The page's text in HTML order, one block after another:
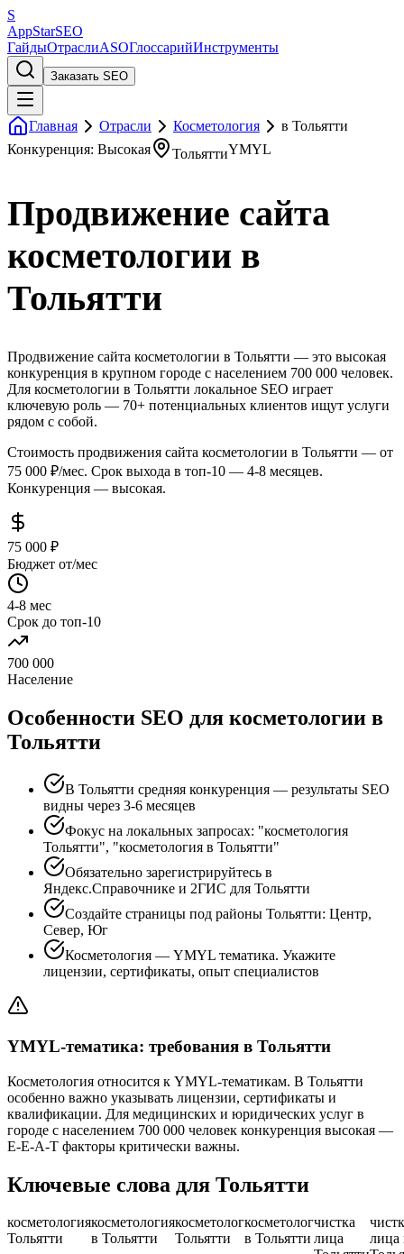
S
AppStarSEO
ГайдыОтраслиASOГлоссарийИнструменты
Заказать SEO
Главная Отрасли Косметология
в Тольятти
Конкуренция: Высокая
ТольяттиYMYL
Продвижение сайта
косметологии в
Тольятти
Продвижение сайта косметологии в Тольятти — это высокая
конкуренция в крупном городе с населением 700 000 человек.
Для косметологии в Тольятти локальное SEO играет
ключевую роль — 70+ потенциальных клиентов ищут услуги
рядом с собой.
Стоимость продвижения сайта косметологии в Тольятти — от
75 000 ₽/мес. Срок выхода в топ-10 — 4-8 месяцев.
Конкуренция — высокая.
75 000 ₽
Бюджет от/мес
4-8 мес
Срок до топ-10
700 000
Население
Особенности SEO для косметологии в
Тольятти
В Тольятти средняя конкуренция — результаты SEO
видны через 3-6 месяцев
Фокус на локальных запросах: "косметология
Тольятти", "косметология в Тольятти"
Обязательно зарегистрируйтесь в
Яндекс.Справочнике и 2ГИС для Тольятти
Создайте страницы под районы Тольятти: Центр,
Север, Юг
Косметология — YMYL тематика. Укажите
лицензии, сертификаты, опыт специалистов
YMYL-тематика: требования в Тольятти
Косметология относится к YMYL-тематикам. В Тольятти
особенно важно указывать лицензии, сертификаты и
квалификации. Для медицинских и юридических услуг в
городе с населением 700 000 человек конкуренция высокая —
E-E-A-T факторы критически важны.
Ключевые слова для Тольятти
косметология
Тольятти
косметология
в Тольятти
косметолог
Тольятти
косметолог
в Тольятти
чистка
лица
лица